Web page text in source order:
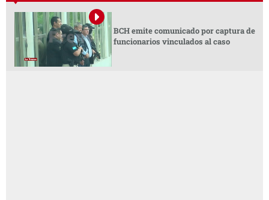
BCH emite comunicado por captura de
funcionarios vinculados al caso